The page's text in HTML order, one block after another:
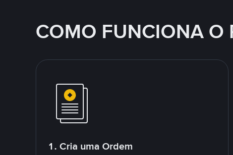
COMO FUNCIONA O
1. Cria uma Ordem